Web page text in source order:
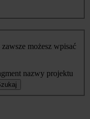
zawsze możesz wpisać
nazwy projektu